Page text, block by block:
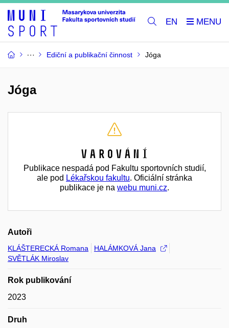
EN
Ediční a publikační činnost Jóga
Jóga
Varování
Publikace nespadá pod Fakultu sportovních studií,
ale pod Lékařskou fakultu. Oficiální stránka
publikace je na webu muni.cz.
Autoři
KLÁŠTERECKÁ Romana
HALÁMKOVÁ Jana
SVĚTLÁK Miroslav
Rok publikování
2023
Druh